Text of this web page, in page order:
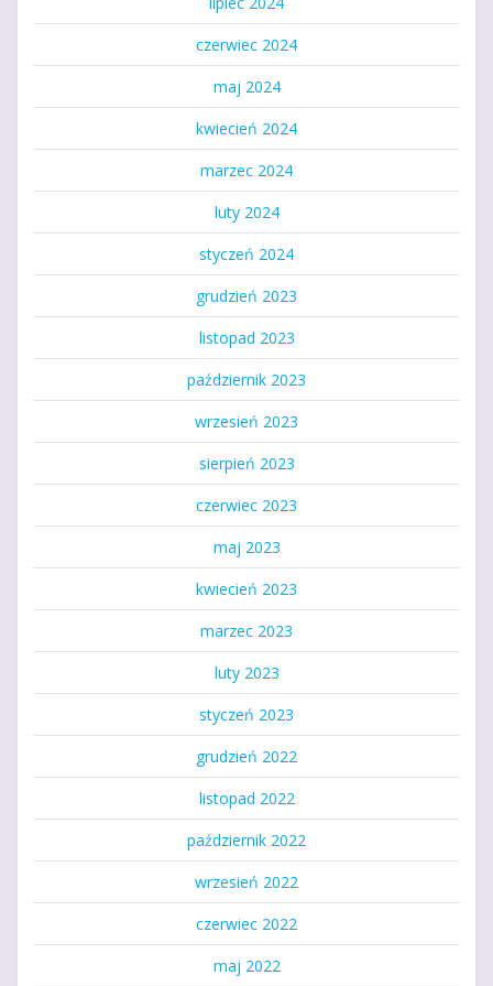
czerwiec 2024
maj 2024
kwiecień 2024
marzec 2024
luty 2024
styczeń 2024
grudzień 2023
listopad 2023
październik 2023
wrzesień 2023
sierpień 2023
czerwiec 2023
maj 2023
kwiecień 2023
marzec 2023
luty 2023
styczeń 2023
grudzień 2022
listopad 2022
październik 2022
wrzesień 2022
czerwiec 2022
maj 2022